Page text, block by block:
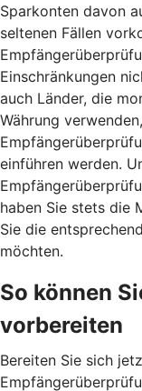
Sparkonten davon
seltenen Fällen
Einschränkungen
auch Länder, die
Währung
einführen werden.
haben Sie stets die
Sie die
möchten.
So können
vorbereiten
Bereiten Sie sich